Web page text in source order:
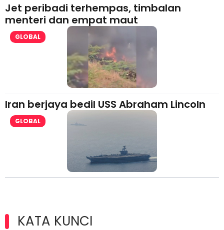
Jet peribadi terhempas, timbalan
menteri dan empat maut
GLOBAL
Iran berjaya bedil USS Abraham Lincoln
GLOBAL
KATA KUNCI